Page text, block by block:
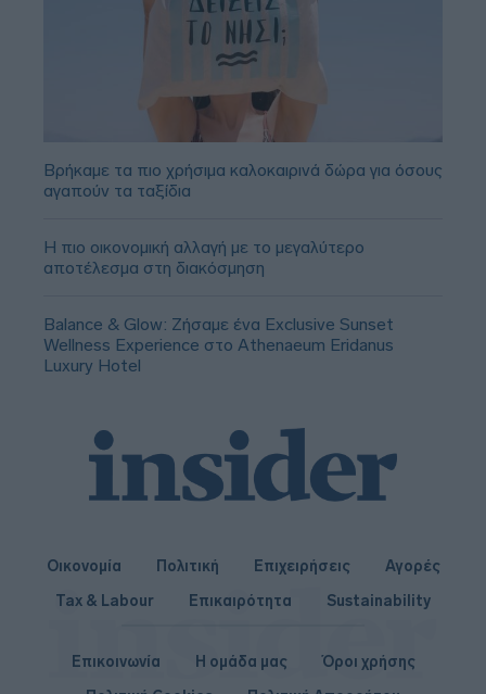
Βρήκαμε τα πιο χρήσιμα καλοκαιρινά δώρα για όσους
αγαπούν τα ταξίδια
Η πιο οικονομική αλλαγή με το μεγαλύτερο
αποτέλεσμα στη διακόσμηση
Balance & Glow: Ζήσαμε ένα Exclusive Sunset
Wellness Experience στο Athenaeum Eridanus
Luxury Hotel
Οικονομία Πολιτική Επιχειρήσεις
Αγορές
Tax & Labour
Επικαιρότητα Sustainability
Επικοινωνία Η ομάδα μας
Όροι χρήσης